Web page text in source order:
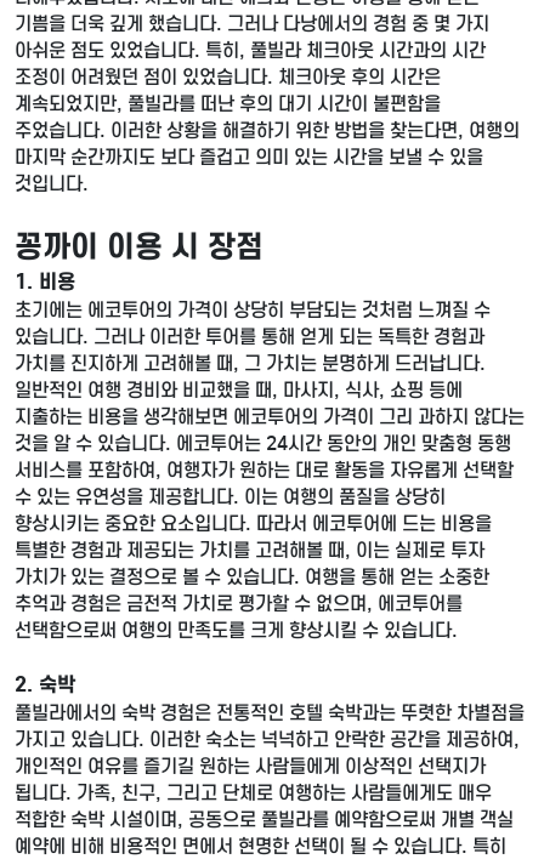
기쁨을 더욱 깊게 했습니다. 그러나 다낭에서의 경험 중 몇 가지
아쉬운 점도 있었습니다. 특히, 풀빌라 체크아웃 시간과의 시간
조정이 어려웠던 점이 있었습니다. 체크아웃 후의 시간은
계속되었지만, 풀빌라를 떠난 후의 대기 시간이 불편함을
주었습니다. 이러한 상황을 해결하기 위한 방법을 찾는다면, 여행의
마지막 순간까지도 보다 즐겁고 의미 있는 시간을 보낼 수 있을
것입니다.
꽁까이 이용 시 장점
1. 비용
초기에는 에코투어의 가격이 상당히 부담되는 것처럼 느껴질 수
있습니다. 그러나 이러한 투어를 통해 얻게 되는 독특한 경험과
가치를 진지하게 고려해볼 때, 그 가치는 분명하게 드러납니다.
일반적인 여행 경비와 비교했을 때, 마사지, 식사, 쇼핑 등에
지출하는 비용을 생각해보면 에코투어의 가격이 그리 과하지 않다는
것을 알 수 있습니다. 에코투어는 24시간 동안의 개인 맞춤형 동행
서비스를 포함하여, 여행자가 원하는 대로 활동을 자유롭게 선택할
수 있는 유연성을 제공합니다. 이는 여행의 품질을 상당히
향상시키는 중요한 요소입니다. 따라서 에코투어에 드는 비용을
특별한 경험과 제공되는 가치를 고려해볼 때, 이는 실제로 투자
가치가 있는 결정으로 볼 수 있습니다. 여행을 통해 얻는 소중한
추억과 경험은 금전적 가치로 평가할 수 없으며, 에코투어를
선택함으로써 여행의 만족도를 크게 향상시킬 수 있습니다.
2. 숙박
풀빌라에서의 숙박 경험은 전통적인 호텔 숙박과는 뚜렷한 차별점을
가지고 있습니다. 이러한 숙소는 넉넉하고 안락한 공간을 제공하여,
개인적인 여유를 즐기길 원하는 사람들에게 이상적인 선택지가
됩니다. 가족, 친구, 그리고 단체로 여행하는 사람들에게도 매우
적합한 숙박 시설이며, 공동으로 풀빌라를 예약함으로써 개별 객실
예약에 비해 비용적인 면에서 현명한 선택이 될 수 있습니다. 특히